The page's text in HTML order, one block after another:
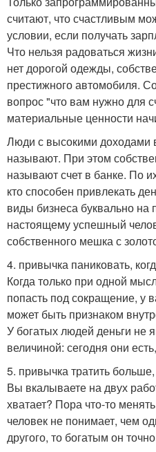
считают, что счастливым
условии, если получать
Что нельзя радоваться
нет дорогой одежды,
престижного автомобиля.
вопрос "что вам нужно для
материальные ценности
Люди с высокими доходами
называют. При этом
называют счет в банке. По
кто способен привлекать
виды бизнеса буквально на
настоящему успешный
собственного мешка с
4. привычка паниковать,
Когда только при одной
попасть под сокращение, у
может быть признаком
У богатых людей деньги не
величиной: сегодня они
5. привычка тратить
Вы вкалываете на двух
хватает? Пора что-то
человек не понимает, чем
другого, то богатым он